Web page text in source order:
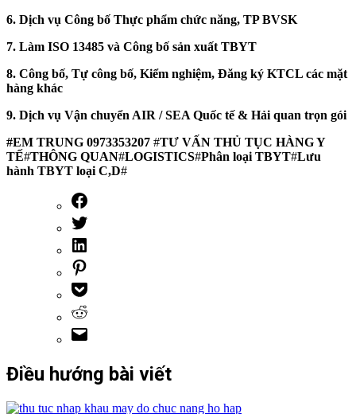
6. Dịch vụ Công bố Thực phẩm chức năng, TP BVSK
7. Làm ISO 13485 và Công bố sản xuất TBYT
8. Công bố, Tự công bố, Kiểm nghiệm, Đăng ký KTCL các mặt
hàng khác
9. Dịch vụ Vận chuyển AIR / SEA Quốc tế & Hải quan trọn gói
#EM TRUNG 0973353207 #TƯ VẤN THỦ TỤC HÀNG Y
TẾ#THÔNG QUAN#LOGISTICS#Phân loại TBYT#Lưu
hành TBYT loại C,D#
Điều hướng bài viết